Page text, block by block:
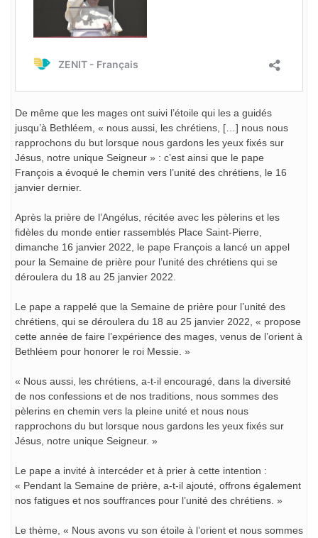
De même que les mages ont suivi l’étoile qui les a guidés
jusqu’à Bethléem, « nous aussi, les chrétiens, […] nous nous
rapprochons du but lorsque nous gardons les yeux fixés sur
Jésus, notre unique Seigneur » : c’est ainsi que le pape
François a évoqué le chemin vers l’unité des chrétiens, le 16
janvier dernier.
Après la prière de l’Angélus, récitée avec les pèlerins et les
fidèles du monde entier rassemblés Place Saint-Pierre,
dimanche 16 janvier 2022, le pape François a lancé un appel
pour la Semaine de prière pour l’unité des chrétiens qui se
déroulera du 18 au 25 janvier 2022.
Le pape a rappelé que la Semaine de prière pour l’unité des
chrétiens, qui se déroulera du 18 au 25 janvier 2022, « propose
cette année de faire l’expérience des mages, venus de l’orient à
Bethléem pour honorer le roi Messie. »
« Nous aussi, les chrétiens, a-t-il encouragé, dans la diversité
de nos confessions et de nos traditions, nous sommes des
pèlerins en chemin vers la pleine unité et nous nous
rapprochons du but lorsque nous gardons les yeux fixés sur
Jésus, notre unique Seigneur. »
Le pape a invité à intercéder et à prier à cette intention :
« Pendant la Semaine de prière, a-t-il ajouté, offrons également
nos fatigues et nos souffrances pour l’unité des chrétiens. »
Le thème, « Nous avons vu son étoile à l’orient et nous sommes